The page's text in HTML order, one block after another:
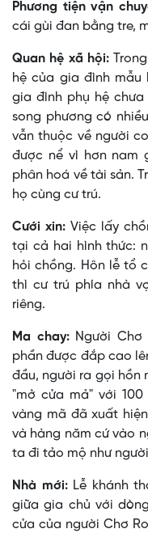
Phương tiện vận
cái gùi đan bằng tre,
Quan hệ xã hội:
hệ của gia đình mẫu
gia đình phụ hệ
song phương có
vẫn thuộc về người
được nể vì hơn nam
phân hoá về tài sản.
họ cùng cư trú.
Cưới xin:Việc lấy
tại cả hai hình thức:
hỏi chồng. Hôn lễ tổ
thì cư trú phía nhà
riêng.
Ma chay: Người
phần được đắp cao
đầu, người ra gọi hồn
"mở cửa mả" với
vàng mã đã xuất
và hàng năm cứ vào
ta đi tảo mộ như
Nhà mới:Lễ khánh
giữa gia chủ với
cửa của người Chơ